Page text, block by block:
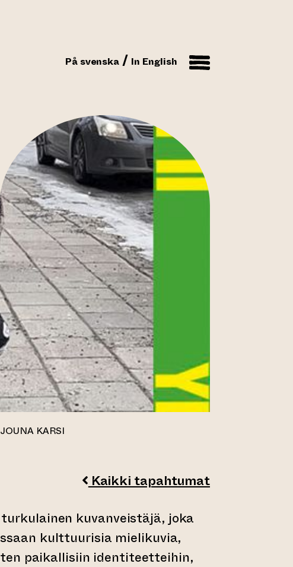
På svenska In English
KARSI
Kaikki tapahtumat
toiseen verkkopalveluun)
kuvanveistäjä, joka
kulttuurisia mielikuvia,
paikallisiin identiteetteihin,